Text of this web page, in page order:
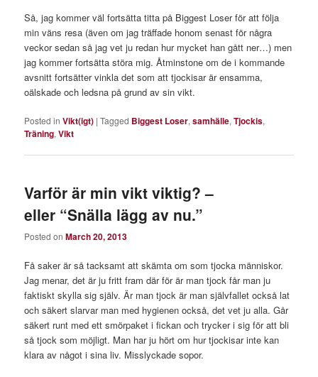
Så, jag kommer väl fortsätta titta på Biggest Loser för att följa
min väns resa (även om jag träffade honom senast för några
veckor sedan så jag vet ju redan hur mycket han gått ner…) men
jag kommer fortsätta störa mig. Åtminstone om de i kommande
avsnitt fortsätter vinkla det som att tjockisar är ensamma,
oälskade och ledsna på grund av sin vikt.
Posted in Vikt(igt) |Tagged Biggest Loser,samhälle,Tjockis,
Träning,Vikt
Varför är min vikt viktig? –
eller “Snälla lägg av nu.”
Posted onMarch 20, 2013
Få saker är så tacksamt att skämta om som tjocka människor.
Jag menar, det är ju fritt fram där för är man tjock får man ju
faktiskt skylla sig själv. Är man tjock är man självfallet också lat
och säkert slarvar man med hygienen också, det vet ju alla. Går
säkert runt med ett smörpaket i fickan och trycker i sig för att bli
så tjock som möjligt. Man har ju hört om hur tjockisar inte kan
klara av något i sina liv. Misslyckade sopor.